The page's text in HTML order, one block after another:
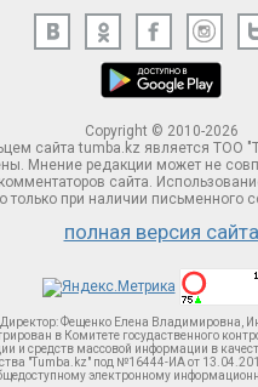
Copyright © 2010-2026
сайта tumba.kz является ТОО
Мнение редакции может не
сайта.
только при наличии письменного
полная версия сайта
Фещенко Елена Владимировна,
в Комитете госудаственного
и средств массовой информации в
"Tumba.kz" под №16444-ИА от
электронному